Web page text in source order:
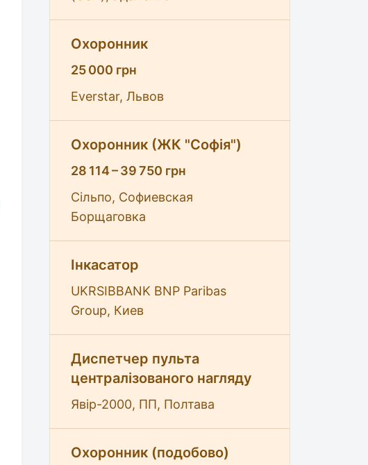
Охоронник
25 000 грн
Everstar, Львов
Охоронник (ЖК "Софія")
28 114 – 39 750 грн
Сільпо, Софиевская
Борщаговка
Інкасатор
UKRSIBBANK BNP Paribas
Group, Киев
Диспетчер пульта
централізованого нагляду
Явір-2000, ПП, Полтава
Охоронник (подобово)